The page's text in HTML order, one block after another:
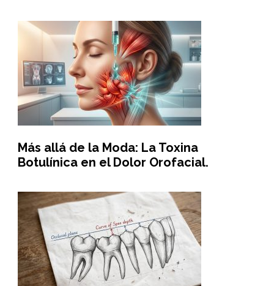
Más allá de la Moda: La Toxina
Botulínica en el Dolor Orofacial.